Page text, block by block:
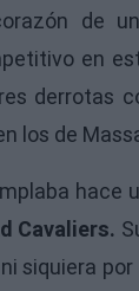
de
en
derrotas
los de
hace
Cavaliers.
siquiera